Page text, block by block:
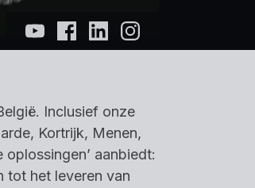
Inclusief onze
Kortrijk, Menen,
aanbiedt:
tot het leveren van